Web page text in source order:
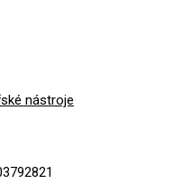
nástroje